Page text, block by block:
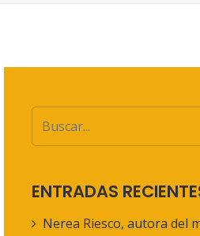
ENTRADAS
Nerea Riesco, autora del